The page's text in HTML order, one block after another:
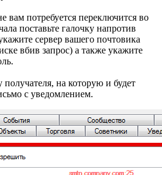
вам потребуется переключится во
поставьте галочку напротив
сервер вашего почтовика
вбив запрос) а также укажите
получателя, на которую и будет
с уведомлением.